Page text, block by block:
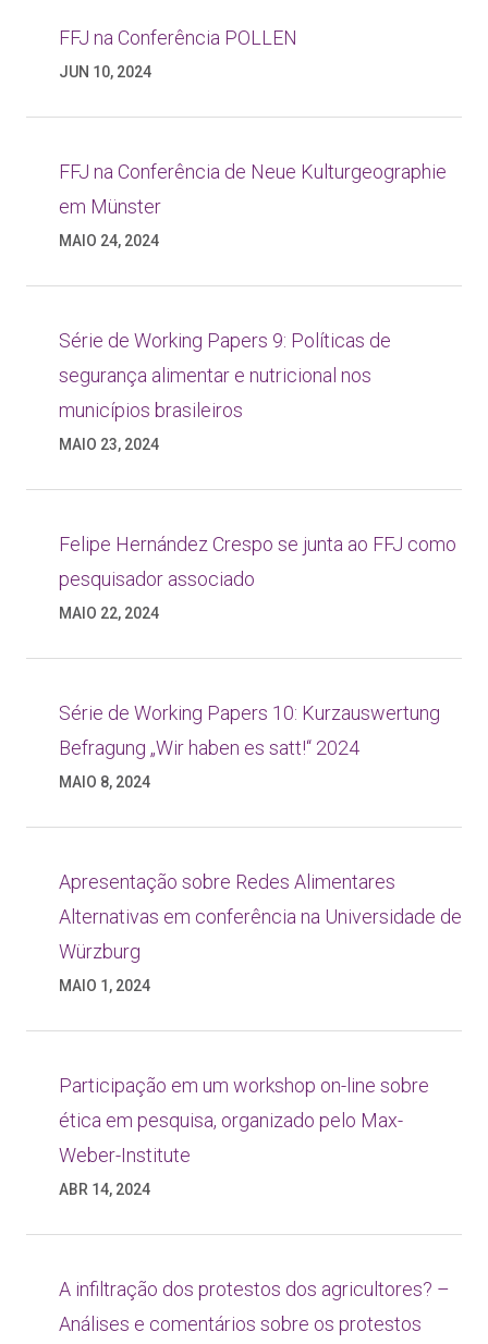
FFJ na Conferência POLLEN
JUN 10, 2024
FFJ na Conferência de Neue Kulturgeographie
em Münster
MAIO 24, 2024
Série de Working Papers 9: Políticas de
segurança alimentar e nutricional nos
municípios brasileiros
MAIO 23, 2024
Felipe Hernández Crespo se junta ao FFJ como
pesquisador associado
MAIO 22, 2024
Série de Working Papers 10: Kurzauswertung
Befragung „Wir haben es satt!“ 2024
MAIO 8, 2024
Apresentação sobre Redes Alimentares
Alternativas em conferência na Universidade de
Würzburg
MAIO 1, 2024
Participação em um workshop on-line sobre
ética em pesquisa, organizado pelo Max-
Weber-Institute
ABR 14, 2024
A infiltração dos protestos dos agricultores? –
Análises e comentários sobre os protestos